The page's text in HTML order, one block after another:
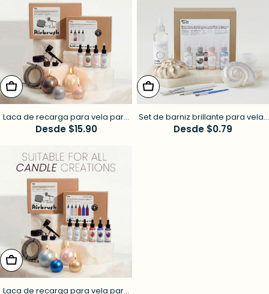
elige opciones
Laca de recarga para vela para
aerógrafo — 4 colores perla
Precio
Desde $15.90
elige opciones
Set de barniz brillante para velas
de colores - 4 colores perlados
Precio
Desde $0.79
elige opciones
Laca de recarga para vela para